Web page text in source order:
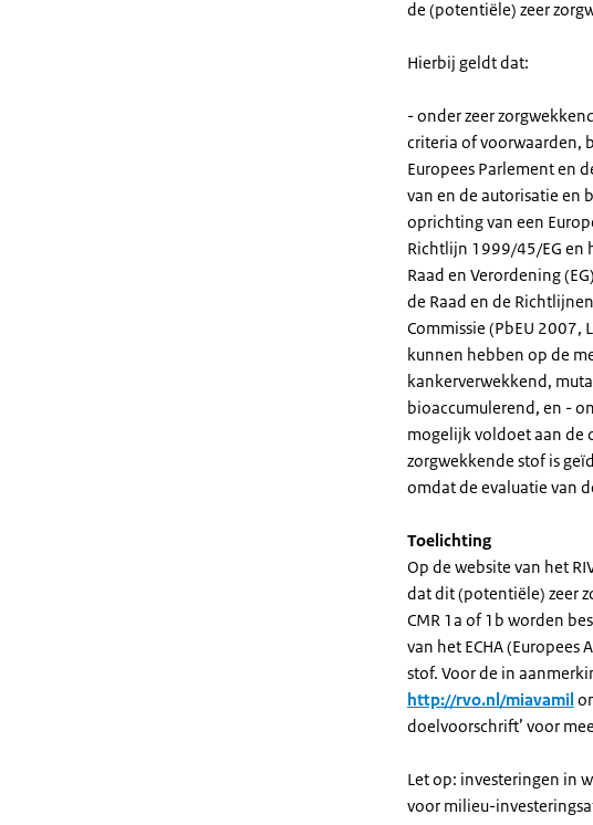
de (potentiële) zeer
Hierbij geldt dat:
- onder zeer
criteria of voorwaarden,
Europees Parlement en
van en de autorisatie en
oprichting van een
Richtlijn 1999/45/EG en
Raad en Verordening
de Raad en de
Commissie (PbEU 2007,
kunnen hebben op de
kankerverwekkend,
bioaccumulerend, en -
mogelijk voldoet aan de
zorgwekkende stof is
omdat de evaluatie van
Toelichting
Op de website van het
dat dit (potentiële) zeer
CMR 1a of 1b worden
van het ECHA
stof. Voor de in
http://rvo.nl/miavamil
doelvoorschrift’ voor
Let op: investeringen in
voor milieu-